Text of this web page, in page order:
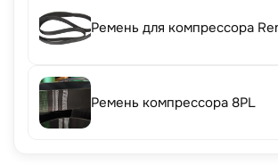
Ремень для компрессора
Ремень компрессора 8PL